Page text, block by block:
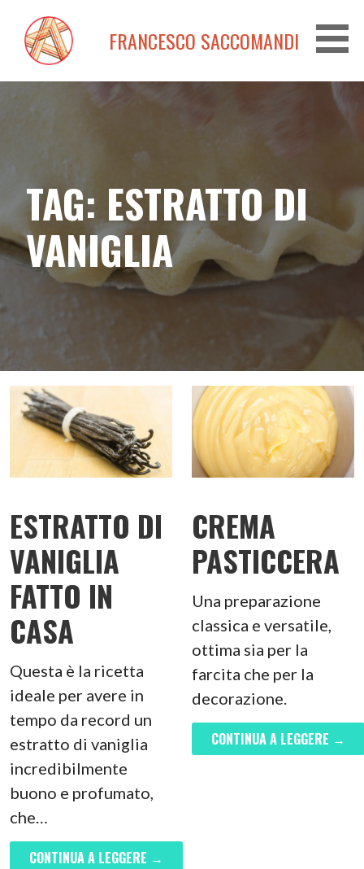
contenuto
FRANCESCO SACCOMANDI
TAG: ESTRATTO DI
VANIGLIA
ESTRATTO DI
VANIGLIA
FATTO IN
CASA
Questa è la ricetta
ideale per avere in
tempo da record un
estratto di vaniglia
incredibilmente
buono e profumato,
che…
CONTINUA A LEGGERE →
CREMA
PASTICCERA
Una preparazione
classica e versatile,
ottima sia per la
farcita che per la
decorazione.
CONTINUA A LEGGERE →